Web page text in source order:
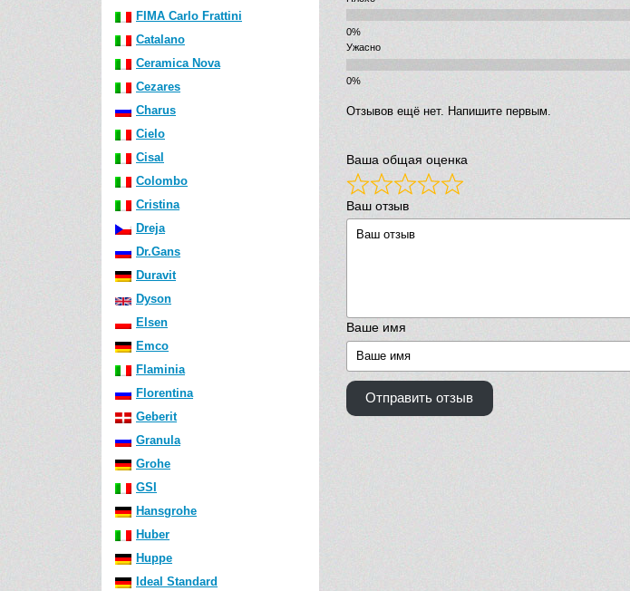
FIMA Carlo Frattini
Catalano
Ceramica Nova
Cezares
Charus
Cielo
Cisal
Colombo
Cristina
Dreja
Dr.Gans
Duravit
Dyson
Elsen
Emco
Flaminia
Florentina
Geberit
Granula
Grohe
GSI
Hansgrohe
Huber
Huppe
Ideal Standard
Ужасно
Отзывов ещё нет. Напишите первым.
Ваша общая оценка
Ваш отзыв
Ваше имя
Отправить отзыв